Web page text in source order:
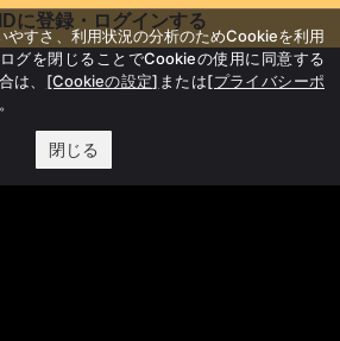
に登録・ログインする
やすさ、利用状況の分析のためCookieを利用
グを閉じることでCookieの使用に同意する
は、 [Cookieの設定] または[プライバシーポ
閉じる